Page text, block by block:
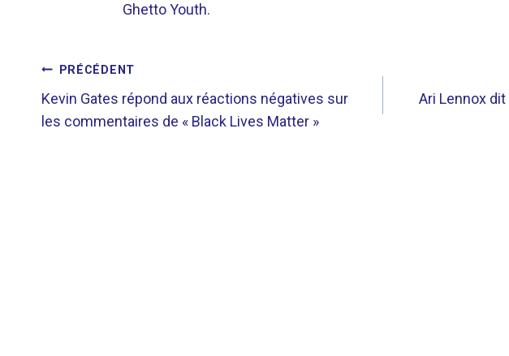
Ghetto Youth.
NAVIGATION
DE
PRÉCÉDENT
Kevin Gates répond aux réactions négatives sur
les commentaires de « Black Lives Matter »
Ari Lennox